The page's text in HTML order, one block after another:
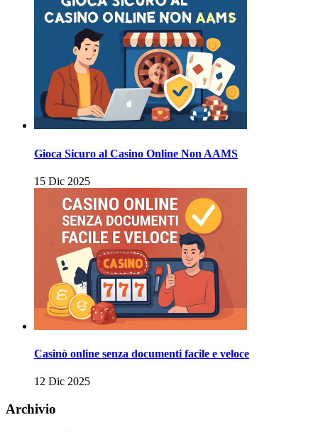
Gioca Sicuro al Casino Online Non AAMS
15 Dic 2025
Casinò online senza documenti facile e veloce
12 Dic 2025
Archivio